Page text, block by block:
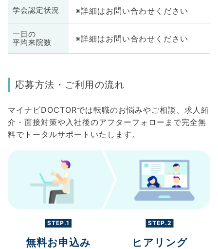
学会認定状況 ※詳細はお問い合わせください
一日の
平均来院数
※詳細はお問い合わせください
応募方法・ご利用の流れ
マイナビDOCTORでは転職のお悩みやご相談、求人紹
介・面接対策や入社後のアフターフォローまで完全無
料でトータルサポートいたします。
STEP.1
無料お申込み
STEP.2
ヒアリング